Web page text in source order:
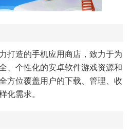
打造的手机应用商店，致力于为
、个性化的安卓软件游戏资源和
方位覆盖用户的下载、管理、收
化需求。